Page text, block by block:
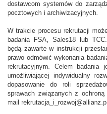
dostawcom systemów do
pocztowych i archiwizacyjnych.
W trakcie procesu rekrutacji
badania FSA, Sales18 lub
będą zawarte w instrukcji
prawo odmówić wykonania
rekrutacyjnym. Celem badania
umożliwiającej indywidualny
dopasowanie do roli
sprawach związanych z
mail